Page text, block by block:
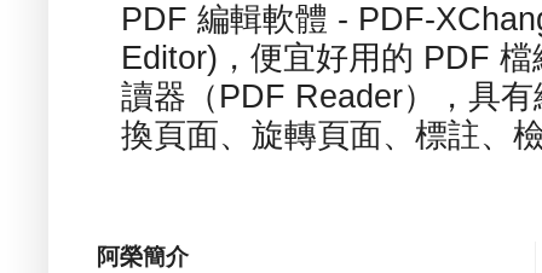
PDF 編輯軟體 - PDF-
Editor)，便宜好用的 PDF
讀器（PDF Reader），具
換頁面、旋轉頁面、標註、
阿榮簡介